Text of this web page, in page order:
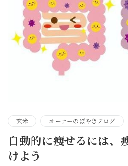
玄米 オーナーのぼやきブログ
自動的に痩せるには、
けよう